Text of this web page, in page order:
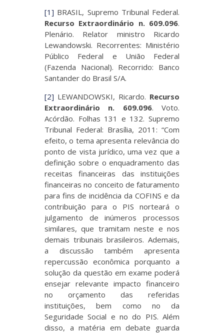
[1] BRASIL, Supremo Tribunal Federal.
Recurso Extraordinário n. 609.096.
Plenário. Relator ministro Ricardo
Lewandowski. Recorrentes: Ministério
Público Federal e União Federal
(Fazenda Nacional). Recorrido: Banco
Santander do Brasil S/A.
[2] LEWANDOWSKI, Ricardo. Recurso
Extraordinário n. 609.096. Voto.
Acórdão. Folhas 131 e 132. Supremo
Tribunal Federal: Brasília, 2011: “Com
efeito, o tema apresenta relevância do
ponto de vista jurídico, uma vez que a
definição sobre o enquadramento das
receitas financeiras das instituições
financeiras no conceito de faturamento
para fins de incidência da COFINS e da
contribuição para o PIS norteará o
julgamento de inúmeros processos
similares, que tramitam neste e nos
demais tribunais brasileiros. Ademais,
a discussão também apresenta
repercussão econômica porquanto a
solução da questão em exame poderá
ensejar relevante impacto financeiro
no orçamento das referidas
instituições, bem como no da
Seguridade Social e no do PIS. Além
disso, a matéria em debate guarda